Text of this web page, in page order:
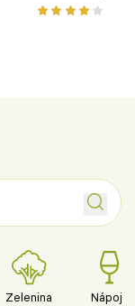
ovocem
Zelenina Nápoje